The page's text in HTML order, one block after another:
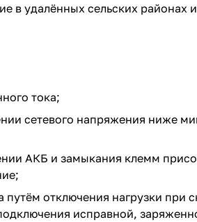
в удалённых сельских
тока;
сетевого напряжения ниже
АКБ и замыкания клемм
путём отключения нагрузки
исправной,